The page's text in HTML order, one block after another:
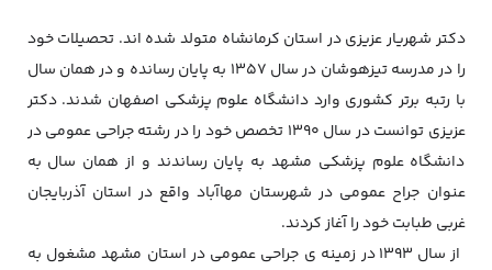
دکتر شهریار عزیزی در استان کرمانشاه متولد شده اند. تحصیلات خود
را در مدرسه تیزهوشان در سال ۱۳۵۷ به پایان رسانده و در همان سال
با رتبه برتر کشوری وارد دانشگاه علوم پزشکی اصفهان شدند. دکتر
عزیزی توانست در سال ۱۳۹۰ تخصص خود را در رشته جراحی عمومی در
دانشگاه علوم پزشکی مشهد به پایان رساندند و از همان سال به
عنوان جراح عمومی در شهرستان مهاآباد واقع در استان آذربایجان
غربی طبابت خود را آغاز کردند.
از سال ۱۳۹۳ در زمینه ی جراحی عمومی در استان مشهد مشغول به